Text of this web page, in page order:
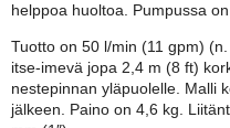
helppoa huoltoa. Pumpussa
Tuotto on 50 l/min (11 gpm)
itse-imevä jopa 2,4 m (8 ft)
nestepinnan yläpuolelle. Malli
jälkeen. Paino on 4,6 kg.